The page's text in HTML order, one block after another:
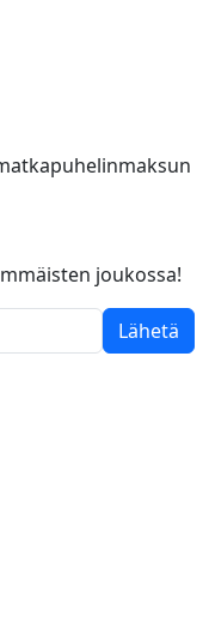
joukossa!
Lähetä